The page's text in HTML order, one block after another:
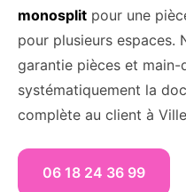
monosplit pour une
pour plusieurs espaces.
garantie pièces et
systématiquement la
complète au client à
06 18 24 36 99